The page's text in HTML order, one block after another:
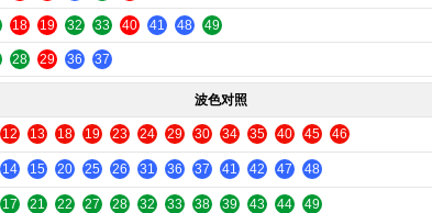
18 19 32 33 40 41 48 49
28 29 36 37
波色对照
12 13 18 19 23 24 29 30 34 35 40 45 46
14 15 20 25 26 31 36 37 41 42 47 48
17 21 22 27 28 32 33 38 39 43 44 49